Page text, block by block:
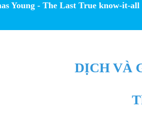
Young - The Last True know-it-
DỊCH VÀ